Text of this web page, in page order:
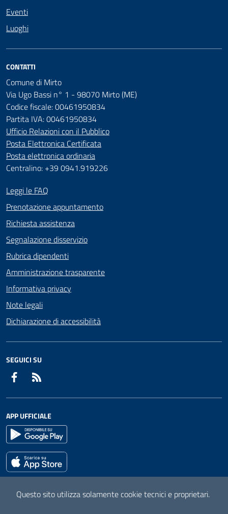
Eventi
Luoghi
CONTATTI
Comune di Mirto
Via Ugo Bassi n° 1 - 98070 Mirto (ME)
Codice fiscale: 00461950834
Partita IVA: 00461950834
Ufficio Relazioni con il Pubblico
Posta Elettronica Certificata
Posta elettronica ordinaria
Centralino: +39 0941.919226
Leggi le FAQ
Prenotazione appuntamento
Richiesta assistenza
Segnalazione disservizio
Rubrica dipendenti
Amministrazione trasparente
Informativa privacy
Note legali
Dichiarazione di accessibilità
SEGUICI SU
Facebook
APP UFFICIALE
Questo sito utilizza solamente cookie tecnici e proprietari.